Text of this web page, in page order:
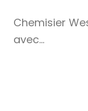
Chemisier
avec…